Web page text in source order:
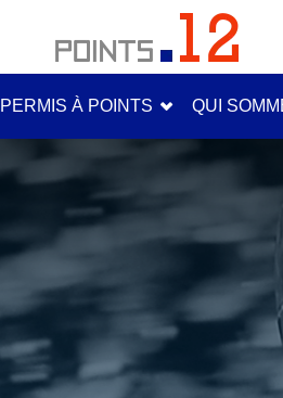
PERMIS À POINTS QUI